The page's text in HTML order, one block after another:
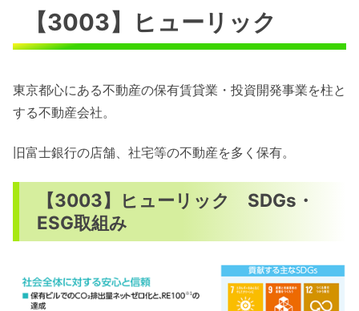
【3003】ヒューリック
東京都心にある不動産の保有賃貸業・投資開発事業を柱と
する不動産会社。
旧富士銀行の店舗、社宅等の不動産を多く保有。
【3003】ヒューリック SDGs・
ESG取組み